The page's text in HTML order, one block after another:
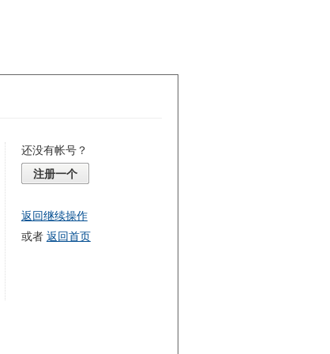
还没有帐号？
注册一个
返回继续操作
或者 返回首页